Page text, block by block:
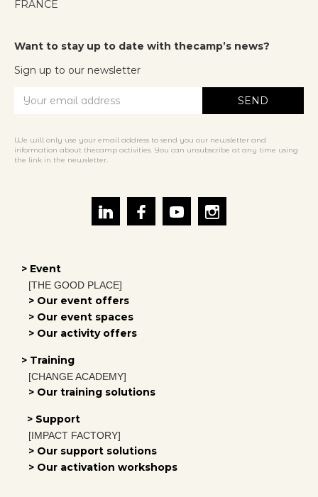
> Event
[THE GOOD PLACE]
> Our event offers
> Our event spaces
> Our activity offers
> Training
[CHANGE ACADEMY]
> Our training solutions
> Support
[IMPACT FACTORY]
> Our support solutions
> Our activation workshops
Want to stay up to date with thecamp’s news?
Sign up to our newsletter
We will only use your email address to send you our newsletter and
information about thecamp activities. You can unsubscribe at any time using
the link in the newsletter.
FRANCE